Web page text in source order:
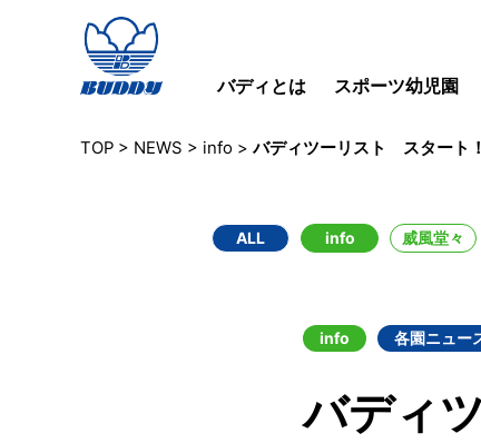
バディとは スポーツ幼児園
TOP > NEWS > info > バディツーリスト スタート
ALL info 威風堂々
info 各園ニュー
バディ